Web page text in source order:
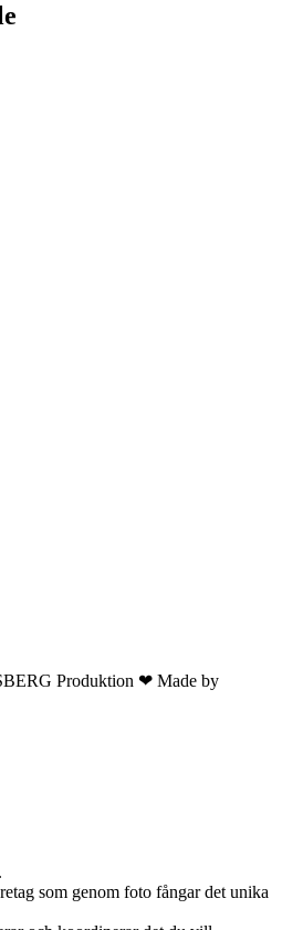
Produktion ❤ Made by
som genom foto fångar det unika